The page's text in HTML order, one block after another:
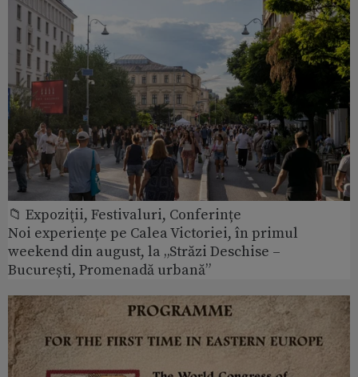
📁 Expoziţii, Festivaluri, Conferințe
Noi experiențe pe Calea Victoriei, în primul
weekend din august, la „Străzi Deschise –
București, Promenadă urbană”